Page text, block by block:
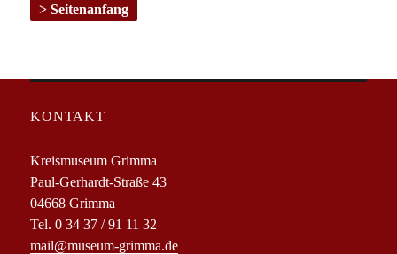
Seitenanfang
KONTAKT
Kreismuseum Grimma
Paul-Gerhardt-Straße 43
04668 Grimma
Tel. 0 34 37 / 91 11 32
mail@museum-grimma.de